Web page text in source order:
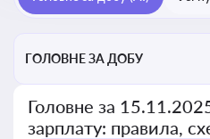
ГОЛОВНЕ ЗА ДОБУ
Головне за
зарплату: правила,